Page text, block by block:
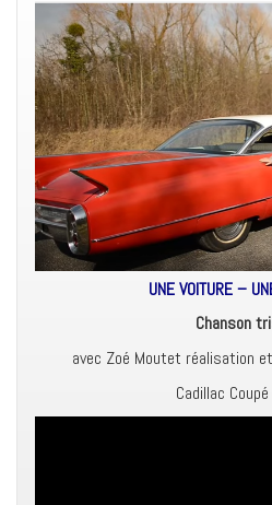
UNE VOITURE –
Chanson
avec Zoé Moutet réalisation
Cadillac